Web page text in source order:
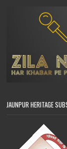
JAUNPUR HERITAGE